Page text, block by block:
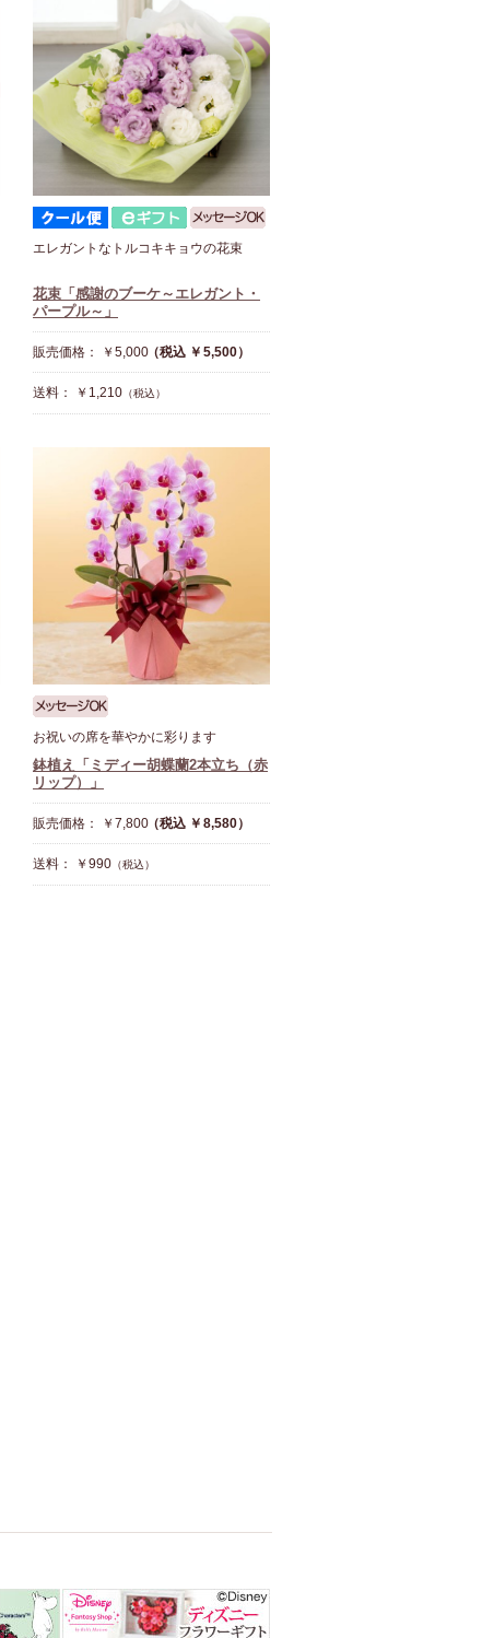
エレガントなトルコキキョウの花束
花束「感謝のブーケ～エレガント・
パープル～」
販売価格： ￥5,000（税込 ￥5,500）
送料： ￥1,210 （税込）
お祝いの席を華やかに彩ります
鉢植え「ミディー胡蝶蘭2本立ち（赤
リップ）」
販売価格： ￥7,800（税込 ￥8,580）
送料： ￥990 （税込）